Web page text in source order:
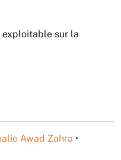
exploitable sur la
Awad Zahra •